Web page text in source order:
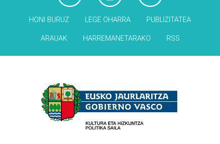
HONI BURUZ LEGE OHARRA PUBLIZITATEA
ARAUAK HARREMANETARAKO RSS